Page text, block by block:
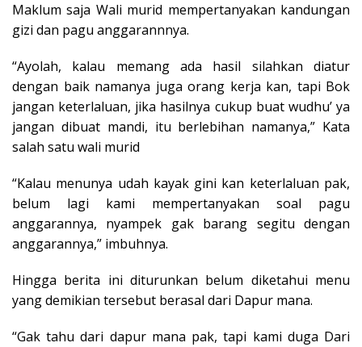
Maklum saja Wali murid mempertanyakan kandungan
gizi dan pagu anggarannnya.
“Ayolah, kalau memang ada hasil silahkan diatur
dengan baik namanya juga orang kerja kan, tapi Bok
jangan keterlaluan, jika hasilnya cukup buat wudhu’ ya
jangan dibuat mandi, itu berlebihan namanya,” Kata
salah satu wali murid
“Kalau menunya udah kayak gini kan keterlaluan pak,
belum lagi kami mempertanyakan soal pagu
anggarannya, nyampek gak barang segitu dengan
anggarannya,” imbuhnya.
Hingga berita ini diturunkan belum diketahui menu
yang demikian tersebut berasal dari Dapur mana.
“Gak tahu dari dapur mana pak, tapi kami duga Dari